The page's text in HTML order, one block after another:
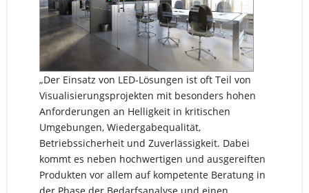
„Der Einsatz von LED-Lösungen ist oft Teil von
Visualisierungsprojekten mit besonders hohen
Anforderungen an Helligkeit in kritischen
Umgebungen, Wiedergabequalität,
Betriebssicherheit und Zuverlässigkeit. Dabei
kommt es neben hochwertigen und ausgereiften
Produkten vor allem auf kompetente Beratung in